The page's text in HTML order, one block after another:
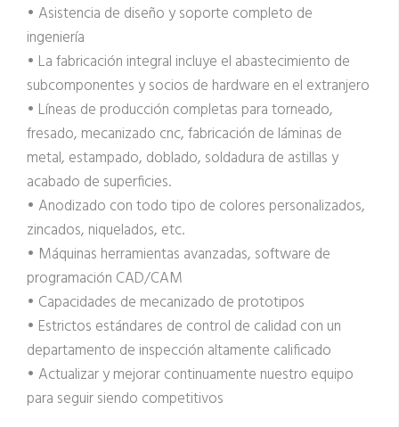
• Asistencia de diseño y soporte completo de
ingeniería
• La fabricación integral incluye el abastecimiento de
subcomponentes y socios de hardware en el extranjero
• Líneas de producción completas para torneado,
fresado, mecanizado cnc, fabricación de láminas de
metal, estampado, doblado, soldadura de astillas y
acabado de superficies.
• Anodizado con todo tipo de colores personalizados,
zincados, niquelados, etc.
• Máquinas herramientas avanzadas, software de
programación CAD/CAM
• Capacidades de mecanizado de prototipos
• Estrictos estándares de control de calidad con un
departamento de inspección altamente calificado
• Actualizar y mejorar continuamente nuestro equipo
para seguir siendo competitivos